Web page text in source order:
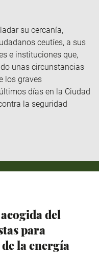
su cercanía,
ceutíes, a sus
e instituciones que,
unas circunstancias
los graves
días en la Ciudad
la seguridad
del
para
la energía